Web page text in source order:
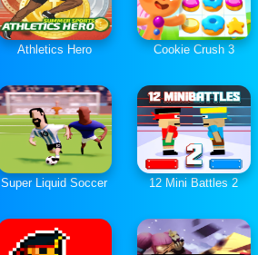
Athletics Hero Cookie Crush 3
Super Liquid Soccer 12 Mini Battles 2